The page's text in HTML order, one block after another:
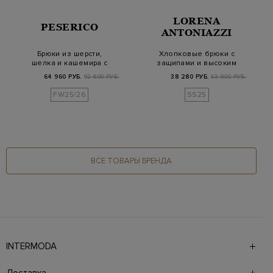
PESERICO
Брюки из шерсти,
шелка и кашемира с
64 960 РУБ. 92 800 РУБ.
FW25/26
LORENA
ANTONIAZZI
Хлопковые брюки с
защипами и высоким
38 280 РУБ. 63 800 РУБ.
SS25
ВСЕ ТОВАРЫ БРЕНДА
INTERMODA
брендов на 4 этажах в самом центре города. На сайте